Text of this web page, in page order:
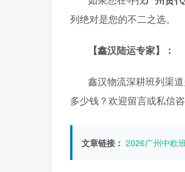
列绝对是您的不二之选。
【鑫汉陆运专家】：
鑫汉物流深耕班列渠
多少钱？欢迎留言或私信
文章链接： 2026广州中欧